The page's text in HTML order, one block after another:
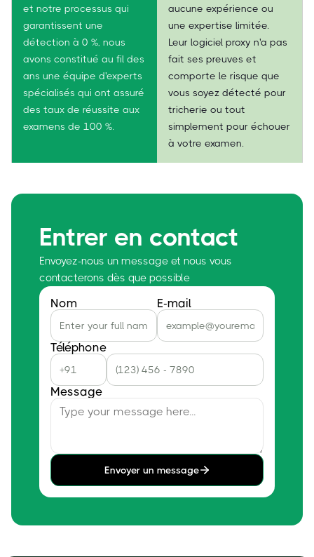
et notre processus qui
garantissent une
détection à 0 %, nous
avons constitué au fil des
ans une équipe d'experts
spécialisés qui ont assuré
des taux de réussite aux
examens de 100 %.
aucune expérience ou
une expertise limitée.
Leur logiciel proxy n'a pas
fait ses preuves et
comporte le risque que
vous soyez détecté pour
tricherie ou tout
simplement pour échouer
à votre examen.
Entrer en contact
Envoyez-nous un message et nous vous
contacterons dès que possible
Nom E-mail
Téléphone
Message
Envoyer un message